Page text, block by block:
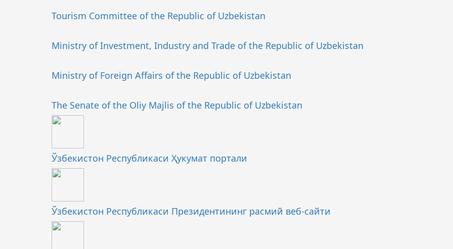
Tourism Committee of the Republic of Uzbekistan
Ministry of Investment, Industry and Trade of the Republic of Uzbekistan
Ministry of Foreign Affairs of the Republic of Uzbekistan
The Senate of the Oliy Majlis of the Republic of Uzbekistan
Ўзбекистон Республикаси Ҳукумат портали
Ўзбекистон Республикаси Президентининг расмий веб-сайти